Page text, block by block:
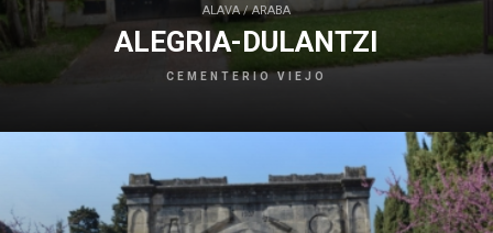
ALAVA / ARABA
ALEGRIA-DULANTZI
CEMENTERIO VIEJO